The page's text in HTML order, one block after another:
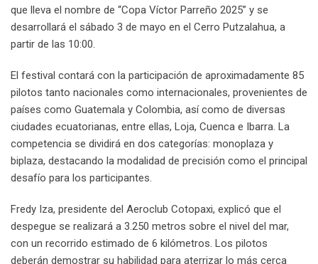
que lleva el nombre de “Copa Víctor Parreño 2025” y se
desarrollará el sábado 3 de mayo en el Cerro Putzalahua, a
partir de las 10:00.
El festival contará con la participación de aproximadamente 85
pilotos tanto nacionales como internacionales, provenientes de
países como Guatemala y Colombia, así como de diversas
ciudades ecuatorianas, entre ellas, Loja, Cuenca e Ibarra. La
competencia se dividirá en dos categorías: monoplaza y
biplaza, destacando la modalidad de precisión como el principal
desafío para los participantes.
Fredy Iza, presidente del Aeroclub Cotopaxi, explicó que el
despegue se realizará a 3.250 metros sobre el nivel del mar,
con un recorrido estimado de 6 kilómetros. Los pilotos
deberán demostrar su habilidad para aterrizar lo más cerca